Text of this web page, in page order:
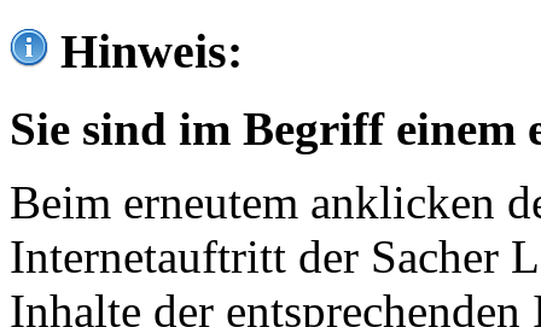
Hinweis:
Sie sind im Begriff einem
Beim erneutem anklicken
Internetauftritt der Sacher
Inhalte der